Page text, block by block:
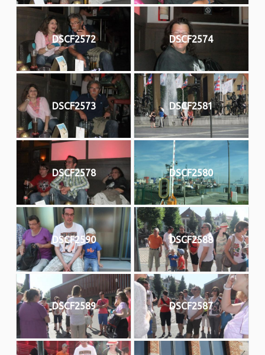
DSCF2572 DSCF2574
DSCF2573 DSCF2581
DSCF2578 DSCF2580
DSCF2590 DSCF2588
DSCF2589 DSCF2587